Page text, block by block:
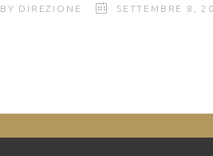
BY DIREZIONE SETTEMBRE 8,